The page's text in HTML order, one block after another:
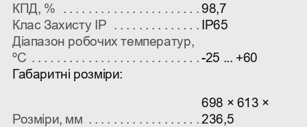
КПД, %
98,7
Клас Захисту IP
IP65
Діапазон робочих температур,
ºС
-25 ... +60
Габаритні розміри:
Розміри, мм
698 × 613 ×
236,5